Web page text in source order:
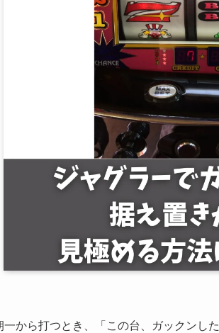
一から打つとき、「この台、ガックンし